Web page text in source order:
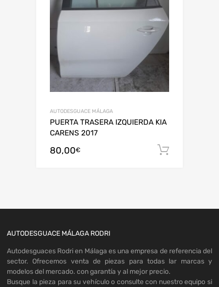
AUTODESGUACE MÁLAGA
PUERTA TRASERA IZQUIERDA KIA
CARENS 2017
80,00€
AUTODESGUACE MÁLAGA RODRI
Autodesguaces Rodri en Málaga es una empresa de referencia del
sector. Ofrecemos venta de piezas para todas lar marcas y
modelos del mercado. con garantía y al mejor precio.
Busque la pieza para su vehículo o consulte con nuestro equipo si